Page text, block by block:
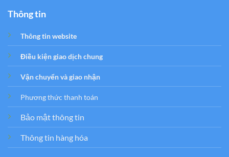
Thông tin
Thông tin website
Điều kiện giao dịch chung
Vận chuyển và giao nhận
Phương thức thanh toán
Bảo mật thông tin
Thông tin hàng hóa